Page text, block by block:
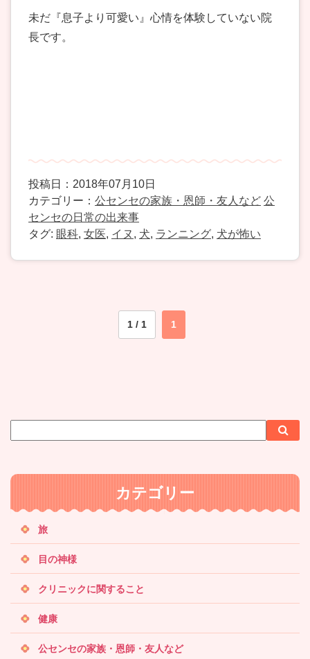
未だ『息子より可愛い』心情を体験していない院
長です。
投稿日：2018年07月10日
カテゴリー： 公センセの家族・恩師・友人など 公
センセの日常の出来事
タグ: 眼科, 女医, イヌ , 犬, ランニング, 犬が怖い
1 / 1 1
イ
内
索
索
カテゴリー
旅
目の神様
クリニックに関すること
健康
公センセの家族・恩師・友人など